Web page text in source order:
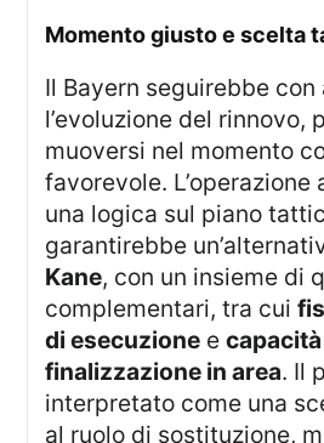
momento giusto e scelta
Il Bayern seguirebbe con attenzione
l’evoluzione del rinnovo,
muoversi nel momento
favorevole. L’operazione
una logica sul piano
garantirebbe
Kane, con un insieme di
complementari, tra cui
di esecuzione e
finalizzazione in area. Il
interpretato come una
al ruolo di sostituzione,